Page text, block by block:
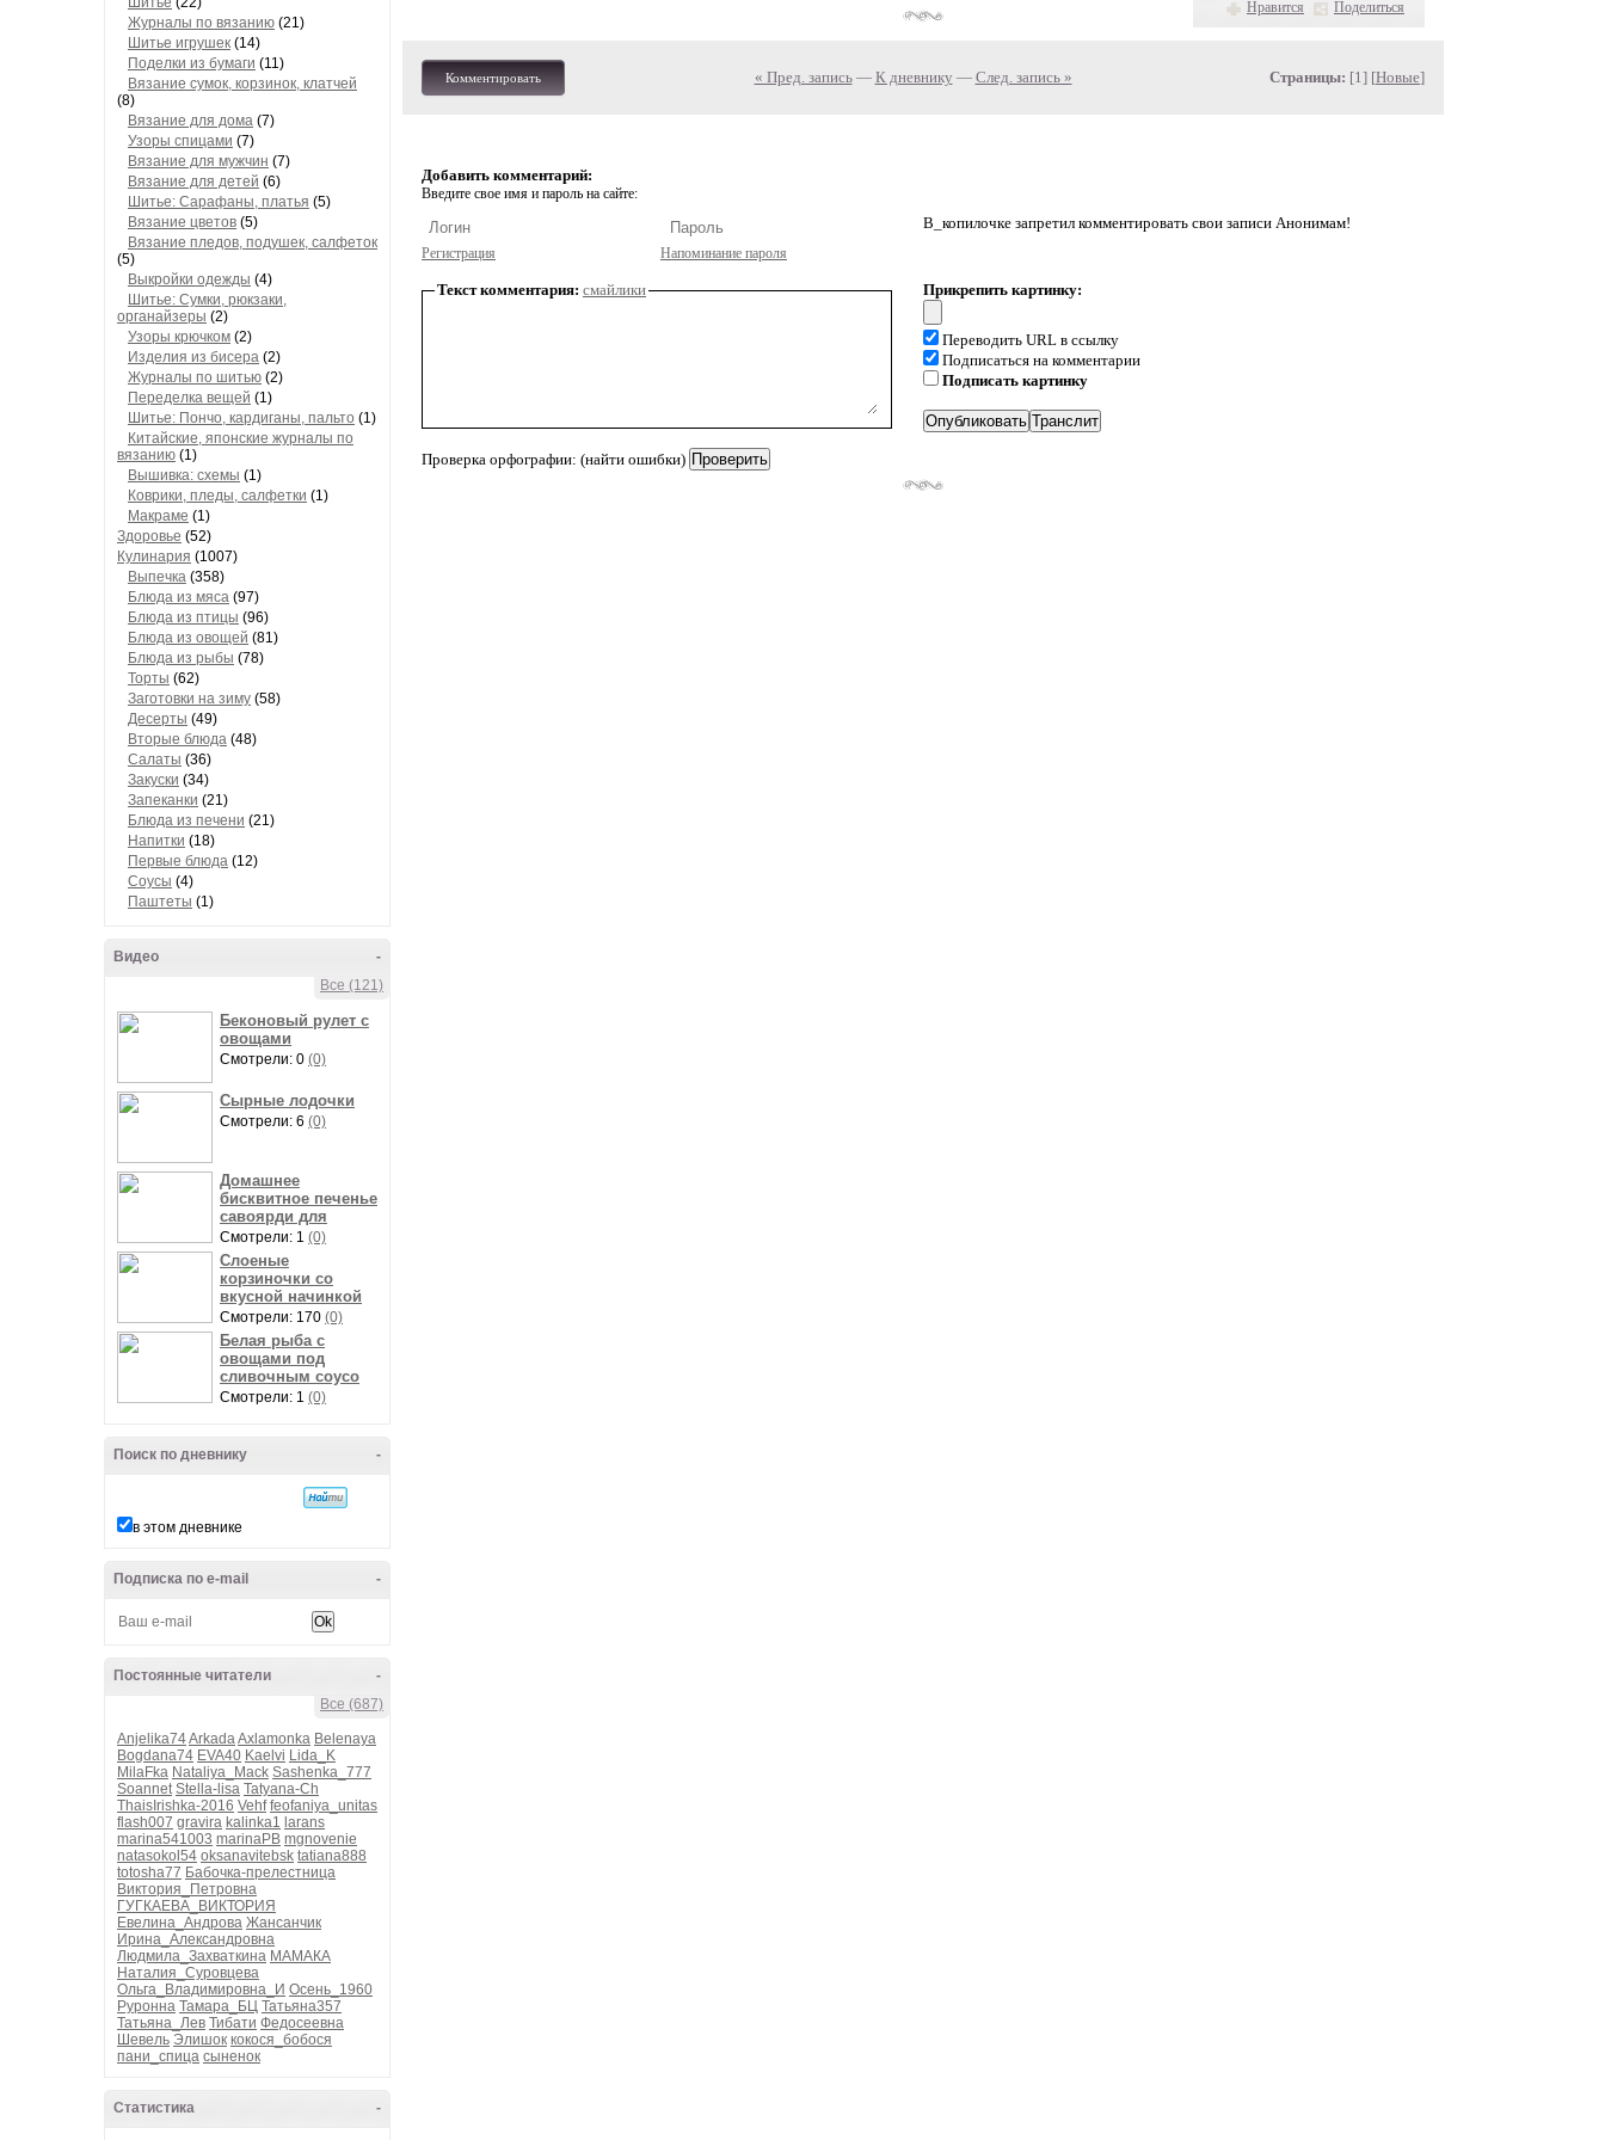
Журналы по вязанию (21)
Шитье игрушек (14)
Поделки из бумаги (11)
Вязание сумок, корзинок, клатчей
(8)
Вязание для дома (7)
Узоры спицами (7)
Вязание для мужчин (7)
Вязание для детей (6)
Шитье: Сарафаны, платья (5)
Вязание цветов (5)
Вязание пледов, подушек, салфеток
(5)
Выкройки одежды (4)
Шитье: Сумки, рюкзаки,
органайзеры (2)
Узоры крючком (2)
Изделия из бисера (2)
Журналы по шитью (2)
Переделка вещей (1)
Шитье: Пончо, кардиганы, пальто (1)
Китайские, японские журналы по
вязанию (1)
Вышивка: схемы (1)
Коврики, пледы, салфетки (1)
Макраме (1)
Здоровье (52)
Кулинария (1007)
Выпечка (358)
Блюда из мяса (97)
Блюда из птицы (96)
Блюда из овощей (81)
Блюда из рыбы (78)
Торты (62)
Заготовки на зиму (58)
Десерты (49)
Вторые блюда (48)
Салаты (36)
Закуски (34)
Запеканки (21)
Блюда из печени (21)
Напитки (18)
Первые блюда (12)
Соусы (4)
Паштеты (1)
-
Видео
Все (121)
Беконовый рулет с
овощами
Смотрели: 0 (0)
Сырные лодочки
Смотрели: 6 (0)
Домашнее
бисквитное печенье
савоярди для
Смотрели: 1 (0)
Слоеные
корзиночки со
вкусной начинкой
Смотрели: 170 (0)
Белая рыба с
овощами под
сливочным соусо
Смотрели: 1 (0)
-
Поиск по дневнику
в этом дневнике
-
Подписка по e-mail
-
Постоянные читатели
Все (687)
Anjelika74ArkadaAxlamonka Belenaya
Bogdana74 EVA40 Kaelvi Lida_K
MilaFka Nataliya_Mack Sashenka_777
Soannet Stella-lisa Tatyana-Ch
ThaisIrishka-2016 Vehf feofaniya_unitas
flash007 gravira kalinka1 larans
marina541003 marinaPB mgnovenie
natasokol54 oksanavitebsk tatiana888
totosha77 Бабочка-прелестница
Виктория_Петровна
ГУГКАЕВА_ВИКТОРИЯ
Евелина_Андрова Жансанчик
Ирина_Александровна
Людмила_Захваткина МАМАКА
Наталия_Суровцева
Ольга_Владимировна_И Осень_1960
Руронна Тамара_БЦ Татьяна357
Татьяна_Лев Тибати Федосеевна
Шевель Элишок кокося_бобося
пани_спица сыненок
-
Статистика
Нравится Поделиться
Комментировать « Пред. запись— К дневнику — След. запись » Страницы: [1] [Новые]
Добавить комментарий:
Введите свое имя и пароль на сайте:
Регистрация Напоминание пароля
В_копилочке запретил комментировать свои записи Анонимам!
Текст комментария: смайлики
Проверка орфографии: (найти ошибки)
Прикрепить картинку:
Переводить URL в ссылку
Подписаться на комментарии
Подписать картинку